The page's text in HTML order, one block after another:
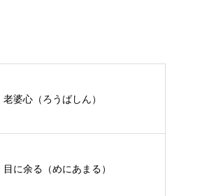
老婆心（ろうばしん）
目に余る（めにあまる）